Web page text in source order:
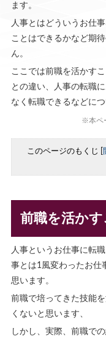
ます。
人事とはどういうお仕
ことはできるかなど期
ん。
ここでは前職を活かす
との違い、人事の転職
なく転職できるなどに
※本ペ
このページのもくじ
前職を活か
人事というお仕事に転
事とは1風変わったお仕
思います。
前職で培ってきた技能
くないと思います、
しかし、実際、前職で